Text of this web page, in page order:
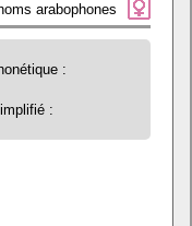
arabophones
:
: